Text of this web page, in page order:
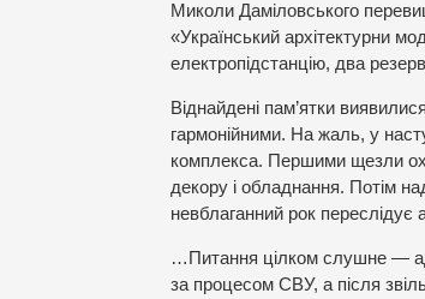
Миколи Даміловського
«Український архітектурни
електропідстанцію, два
Віднайдені пам’ятки
гармонійними. На жаль, у
комплекса. Першими щезли
декору і обладнання. Потім
невблаганний рок переслідує
…Питання цілком слушне —
за процесом СВУ, а після